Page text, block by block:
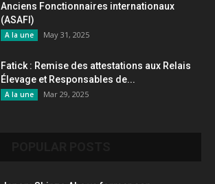
Anciens Fonctionnaires internationaux
(ASAFI)
A la une May 31, 2025
Fatick : Remise des attestations aux Relais
Élevage et Responsables de...
A la une Mar 29, 2025